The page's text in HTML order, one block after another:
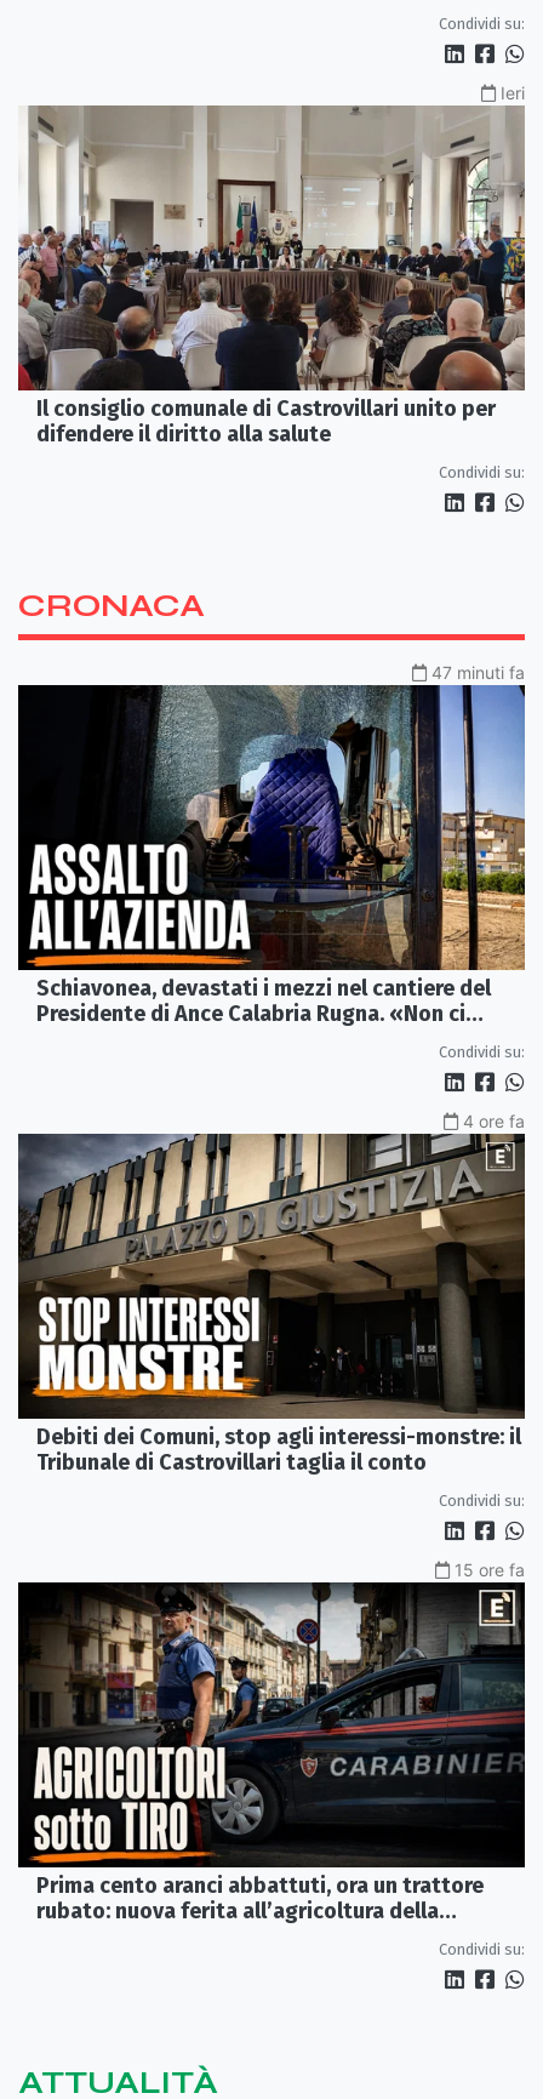
Condividi su:
Ieri
Il consiglio comunale di Castrovillari unito per
difendere il diritto alla salute
Condividi su:
CRONACA
47 minuti fa
Schiavonea, devastati i mezzi nel cantiere del
Presidente di Ance Calabria Rugna. «Non ci
Condividi su:
4 ore fa
Debiti dei Comuni, stop agli interessi-monstre: il
Tribunale di Castrovillari taglia il conto
Condividi su:
15 ore fa
Prima cento aranci abbattuti, ora un trattore
rubato: nuova ferita all’agricoltura della
Condividi su:
ATTUALITÀ